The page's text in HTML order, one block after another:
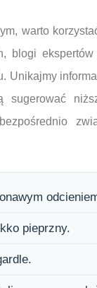
warto
blogi
Unikajmy
sugerować
pieprzny.